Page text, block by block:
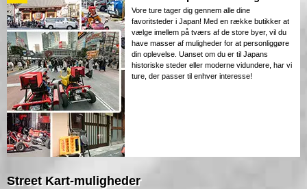
Vore ture tager dig gennem alle dine
favoritsteder i Japan! Med en række butikker at
vælge imellem på tværs af de store byer, vil du
have masser af muligheder for at personliggøre
din oplevelse. Uanset om du er til Japans
historiske steder eller moderne vidundere, har vi
ture, der passer til enhver interesse!
Street Kart-muligheder